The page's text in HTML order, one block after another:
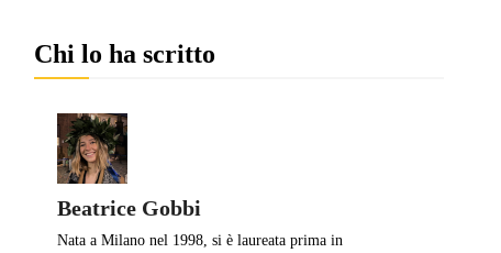
Chi lo ha scritto
Beatrice Gobbi
Nata a Milano nel 1998, si è laureata prima in